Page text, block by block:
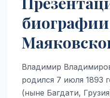
биографии
Владимир
родился 7 июля 1893
(ныне Багдати,